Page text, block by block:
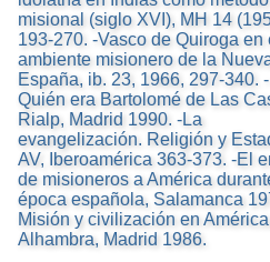
misional (siglo XVI), MH 14
193-270. -Vasco de Quiroga en
ambiente misionero de la
España, ib. 23, 1966, 297-340. -
Quién era Bartolomé de Las
Rialp, Madrid 1990. -La
evangelización. Religión y
AV, Iberoamérica 363-373. -El
de misioneros a América
época española, Salamanca
Misión y civilización en
Alhambra, Madrid 1986.